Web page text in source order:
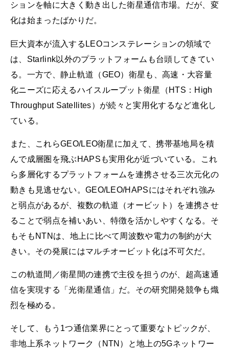
ションを軸に大きく動き出した衛星通信市場。だが、変
化は始まったばかりだ。
巨大資本が流入するLEOコンステレーションの領域で
は、Starlink以外のプラットフォームも台頭してきてい
る。一方で、静止軌道（GEO）衛星も、高速・大容量
化ニーズに応えるハイスループット衛星（HTS：High
Throughput Satellites）が続々と実用化するなど進化し
ている。
また、これらGEO/LEO衛星に加えて、携帯基地局を積
んで成層圏を飛ぶHAPSも実用化が近づいている。これ
ら多層化するプラットフォームを連携させる三次元化の
動きも見逃せない。GEO/LEO/HAPSにはそれぞれ強み
と弱点があるが、複数の軌道（オービット）を連携させ
ることで弱点を補いあい、特徴を活かしやすくなる。そ
もそもNTNは、地上に比べて周波数や電力の制約が大
きい。その発展にはマルチオービット化は不可欠だ。
この軌道間／衛星間の連携で主役を担うのが、超高速通
信を実現する「光衛星通信」だ。その研究開発競争も熾
烈を極める。
そして、もう1つ通信業界にとって重要なトピックが、
非地上系ネットワーク（NTN）と地上の5Gネットワー